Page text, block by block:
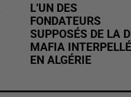
L’UN DES
FONDATEURS
SUPPOSÉS DE LA
MAFIA INTERPELLÉ
EN ALGÉRIE